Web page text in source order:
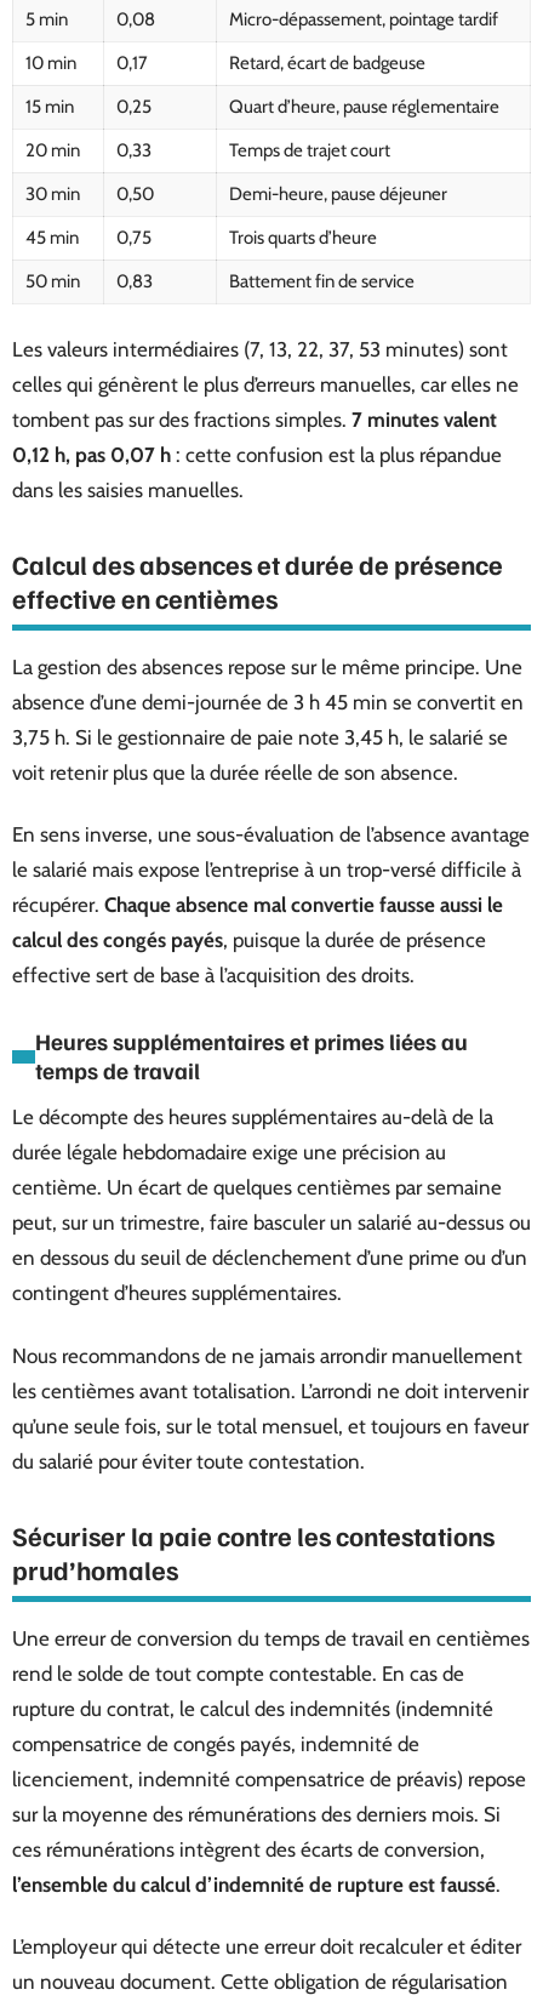
5 min 0,08
Micro-dépassement, pointage tardif
10 min
0,17
Retard, écart de badgeuse
15 min
0,25
Quart d’heure, pause réglementaire
20 min
0,33
Temps de trajet court
30 min
0,50
Demi-heure, pause déjeuner
45 min
0,75
Trois quarts d’heure
50 min
0,83 Battement fin de service
Les valeurs intermédiaires (7, 13, 22, 37, 53 minutes) sont
celles qui génèrent le plus d’erreurs manuelles, car elles ne
tombent pas sur des fractions simples. 7 minutes valent
0,12 h, pas 0,07 h : cette confusion est la plus répandue
dans les saisies manuelles.
Calcul des absences et durée de présence
effective en centièmes
La gestion des absences repose sur le même principe. Une
absence d’une demi-journée de 3 h 45 min se convertit en
3,75 h. Si le gestionnaire de paie note 3,45 h, le salarié se
voit retenir plus que la durée réelle de son absence.
En sens inverse, une sous-évaluation de l’absence avantage
le salarié mais expose l’entreprise à un trop-versé difficile à
récupérer. Chaque absence mal convertie fausse aussi le
calcul des congés payés, puisque la durée de présence
effective sert de base à l’acquisition des droits.
Heures supplémentaires et primes liées au
temps de travail
Le décompte des heures supplémentaires au-delà de la
durée légale hebdomadaire exige une précision au
centième. Un écart de quelques centièmes par semaine
peut, sur un trimestre, faire basculer un salarié au-dessus ou
en dessous du seuil de déclenchement d’une prime ou d’un
contingent d’heures supplémentaires.
Nous recommandons de ne jamais arrondir manuellement
les centièmes avant totalisation. L’arrondi ne doit intervenir
qu’une seule fois, sur le total mensuel, et toujours en faveur
du salarié pour éviter toute contestation.
Sécuriser la paie contre les contestations
prud’homales
Une erreur de conversion du temps de travail en centièmes
rend le solde de tout compte contestable. En cas de
rupture du contrat, le calcul des indemnités (indemnité
compensatrice de congés payés, indemnité de
licenciement, indemnité compensatrice de préavis) repose
sur la moyenne des rémunérations des derniers mois. Si
ces rémunérations intègrent des écarts de conversion,
l’ensemble du calcul d’indemnité de rupture est faussé.
L’employeur qui détecte une erreur doit recalculer et éditer
un nouveau document. Cette obligation de régularisation